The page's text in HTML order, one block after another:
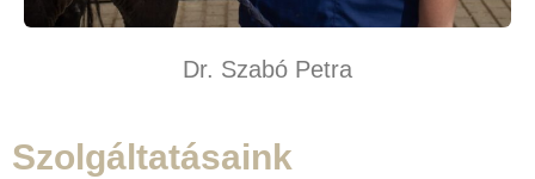
Dr. Szabó Petra
Szolgáltatásaink